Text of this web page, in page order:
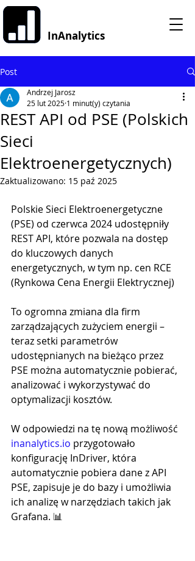
InAnalytics
Post
REST API od PSE (Polskich
Sieci
Elektroenergetycznych)
Andrzej Jarosz
25 lut 2025 1 minut(y) czytania
Zaktualizowano: 15 paź 2025
Polskie Sieci Elektroenergetyczne
(PSE) od czerwca 2024 udostępniły
REST API, które pozwala na dostęp
do kluczowych danych
energetycznych, w tym np. cen RCE
(Rynkowa Cena Energii Elektrycznej)
To ogromna zmiana dla firm
zarządzających zużyciem energii –
teraz setki parametrów
udostępnianych na bieżąco przez
PSE można automatycznie pobierać,
analizować i wykorzystywać do
optymalizacji kosztów.
W odpowiedzi na tę nową możliwość
inanalytics.io przygotowało
konfigurację InDriver, która
automatycznie pobiera dane z API
PSE, zapisuje je do bazy i umożliwia
ich analizę w narzędziach takich jak
Grafana. 📊